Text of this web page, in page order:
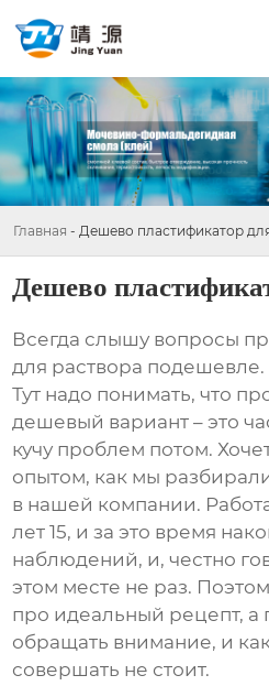
Главная - Дешево пластификатор
Дешево
Всегда слышу вопросы
для раствора подешевле.
Тут надо понимать, что
дешевый вариант – это
кучу проблем потом.
опытом, как мы
в нашей компании.
лет 15, и за это время
наблюдений, и, честно
этом месте не раз.
про идеальный рецепт, а
обращать внимание, и
совершать не стоит.